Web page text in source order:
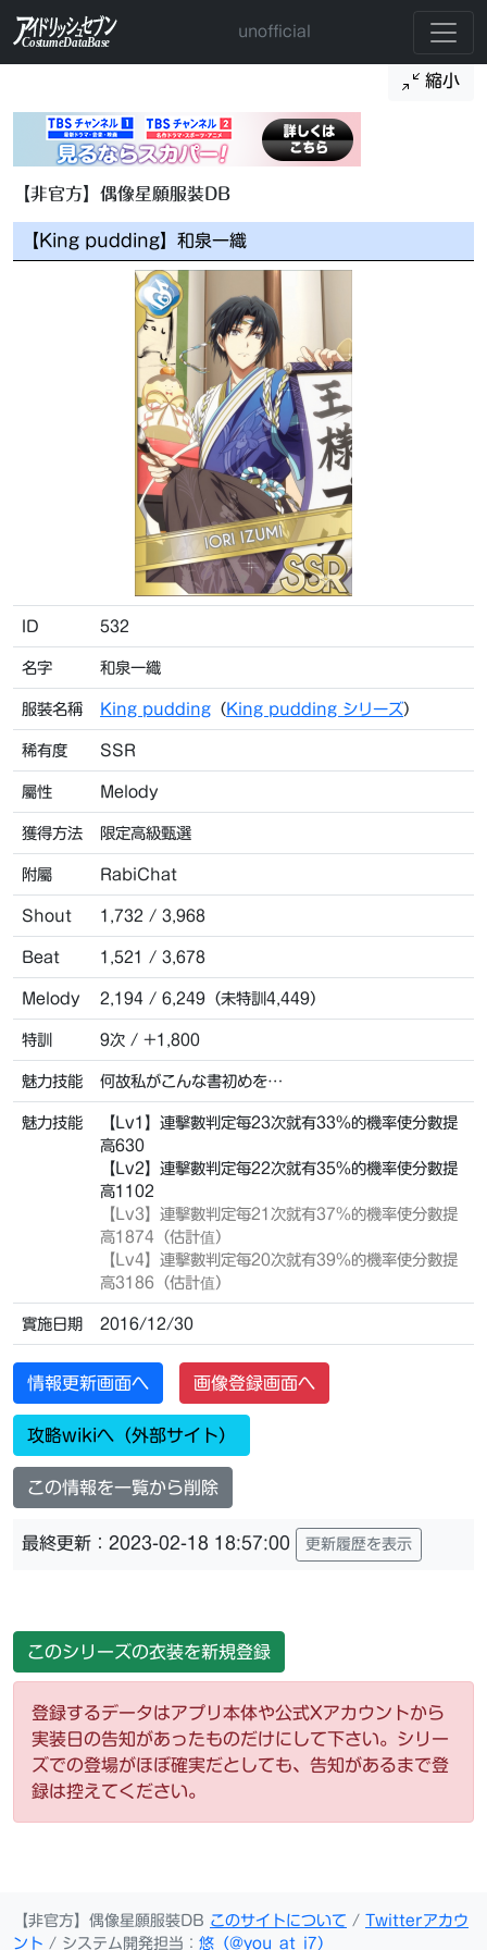
unofficial
縮小
【非官方】偶像星願服裝DB
【King pudding】和泉一織
ID 532
名字 和泉一織
服裝名稱 King pudding （ King pudding シリーズ）
稀有度 SSR
屬性 Melody
獲得方法 限定高級甄選
附屬 RabiChat
Shout 1,732 / 3,968
Beat 1,521 / 3,678
Melody 2,194 / 6,249（未特訓4,449）
特訓 9次 / +1,800
魅力技能 何故私がこんな書初めを…
魅力技能
【Lv1】連擊數判定每23次就有33%的機率使分數提
高630
【Lv2】連擊數判定每22次就有35%的機率使分數提
高1102
【Lv3】 連擊數判定每21次就有37%的機率使分數提
高1874（估計值）
【Lv4】 連擊數判定每20次就有39%的機率使分數提
高3186（估計值）
實施日期 2016/12/30
情報更新画面へ 画像登録画面へ
攻略wikiへ（外部サイト）
この情報を一覧から削除
最終更新：2023-02-18 18:57:00 更新履歴を表示
このシリーズの衣装を新規登録
登録するデータはアプリ本体や公式Xアカウントから
実装日の告知があったものだけにして下さい。シリー
ズでの登場がほぼ確実だとしても、告知があるまで登
録は控えてください。
【非官方】偶像星願服裝DB このサイトについて /
Twitterアカウ
ント / システム開発担当： 悠（@you_at_i7）